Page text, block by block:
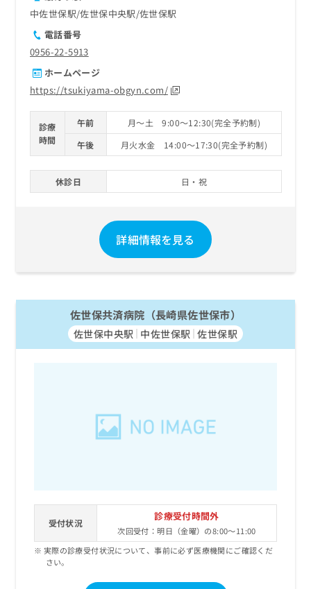
中佐世保駅 佐世保中央駅 佐世保駅
電話番号
0956-22-5913
ホームページ
https://tsukiyama-obgyn.com/
診療
時間
午前
月～土 9:00～12:30(完全予約制)
午後
月火水金 14:00～17:30(完全予約制)
休診日 日・祝
詳細情報を見る
佐世保共済病院（長崎県佐世保市）
佐世保中央駅 中佐世保駅 佐世保駅
受付状況
診療受付時間外
次回受付：明日（金曜）の8:00～11:00
実際の診療受付状況について、事前に必ず医療機関にご確認くだ
さい。